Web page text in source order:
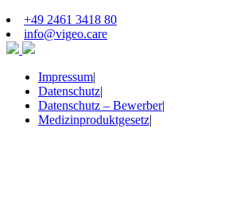
+49 2461 3418 80
info@vigeo.care
Impressum|
Datenschutz|
Datenschutz – Bewerber|
Medizinproduktgesetz|